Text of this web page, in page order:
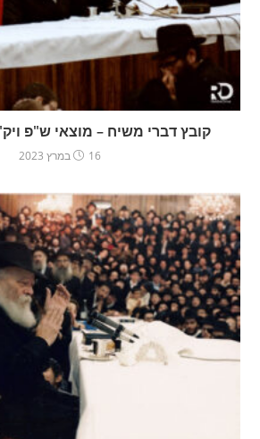
קובץ דברי משיח – מוצאי ש"פ
16 במרץ 2023